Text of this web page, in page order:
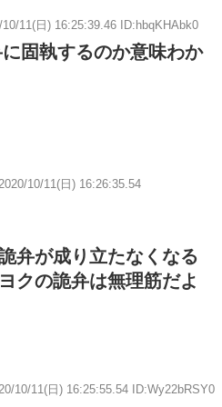
10/11(日) 16:25:39.46 ID:hbqKHAbk0
固執するのか意味わか
10/11(日) 16:26:35.54
弁が成り立たなくなる
クの詭弁は無理筋だよ
10/11(日) 16:25:55.54 ID:Wy22bRSY0